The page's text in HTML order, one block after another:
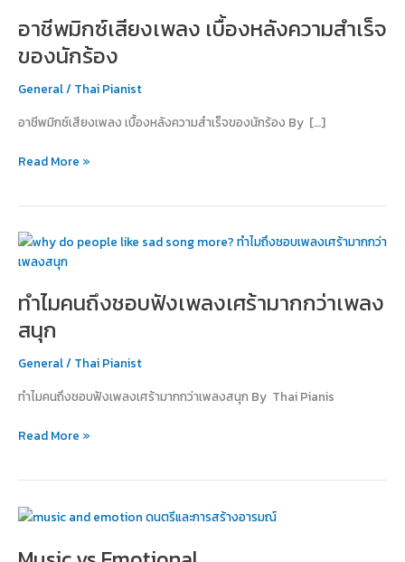
อาชีพมิกซ์เสียงเพลง เบื้องหลังความสำเร็จ
ของนักร้อง
General/ Thai Pianist
อาชีพมิกซ์เสียงเพลง เบื้องหลังความสำเร็จของนักร้อง By […]
เสียง
เบื้อง
หลังค
สำเร็จ
นัก
Read More »
ทำไมคนถึงชอบฟังเพลงเศร้ามากกว่าเพลง
สนุก
General/ Thai Pianist
ทำไมคนถึงชอบฟังเพลงเศร้ามากกว่าเพลงสนุก By Thai Pianis
ทำไม
คน
ชอบ
เพลง
เศร้า
เพลง
Read More »
Music
Emotional